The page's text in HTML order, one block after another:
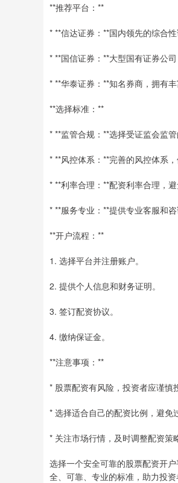
**推荐平台：**
* **信达证券：**国内领先的综合
* **国信证券：**大型国有证券公
* **华泰证券：**知名券商，拥有
**选择标准：**
* **监管合规：**选择受证监会监管
* **风控体系：**完善的风控体系，
* **利率合理：**配资利率合理，避
* **服务专业：**提供专业客服和
**开户流程：**
1. 选择平台并注册账户。
2. 提供个人信息和财务证明。
3. 签订配资协议。
4. 缴纳保证金。
**注意事项：**
* 股票配资有风险，投资者应谨慎
* 选择适合自己的配资比例，避免
* 关注市场行情，及时调整配资策略
选择一个安全可靠的股票配资开
全、可靠、专业的标准，助力投资